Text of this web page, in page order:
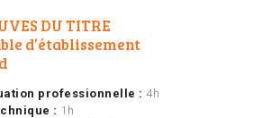
DU TITRE
d’établissement
professionnelle : 4h
: 1h